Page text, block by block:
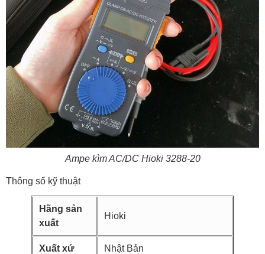
Ampe kìm AC/DC Hioki 3288-20
Thông số kỹ thuật
Hãng sản
xuất
Hioki
Xuất xứ Nhật Bản